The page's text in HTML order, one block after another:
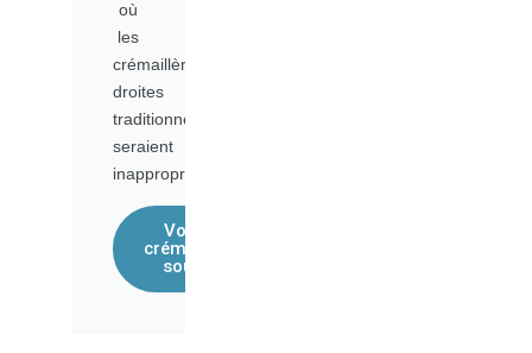
où
les
crémaillères
droites
traditionnelles
seraient
inappropriées.
Voir les
crémaillères
souples